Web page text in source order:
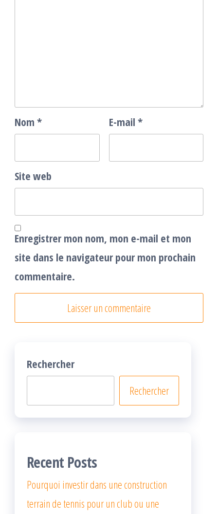
Nom * E-mail *
Site web
Enregistrer mon nom, mon e-mail et mon
site dans le navigateur pour mon prochain
commentaire.
Rechercher
Rechercher
Recent Posts
Pourquoi investir dans une construction
terrain de tennis pour un club ou une